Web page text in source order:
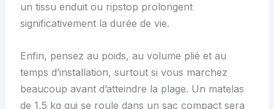
un tissu enduit ou ripstop prolongent
significativement la durée de vie.
Enfin, pensez au poids, au volume plié et au
temps d’installation, surtout si vous marchez
beaucoup avant d’atteindre la plage. Un matelas
de 1,5 kg qui se roule dans un sac compact sera